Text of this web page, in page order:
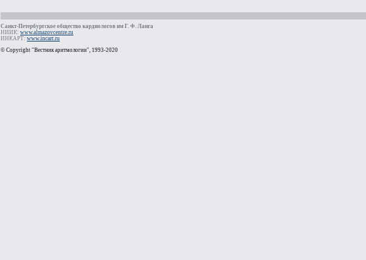
Санкт-Петербургское общество кардиологов им Г. Ф. Ланга
НИИК: www.almazovcentre.ru
ИНКАРТ: www.incart.ru
© Copyright "Вестник аритмологии", 1993-2020